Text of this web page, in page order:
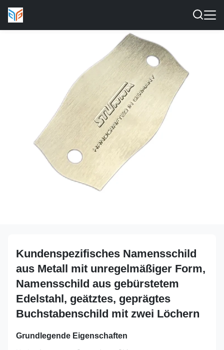
Kundenspezifisches Namensschild
aus Metall mit unregelmäßiger Form,
Namensschild aus gebürstetem
Edelstahl, geätztes, geprägtes
Buchstabenschild mit zwei Löchern
Grundlegende Eigenschaften